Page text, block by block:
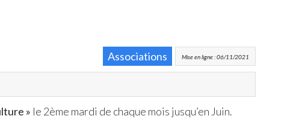
Associations Mise en ligne : 06/11/2021
» le 2ème mardi de chaque mois jusqu’en Juin.